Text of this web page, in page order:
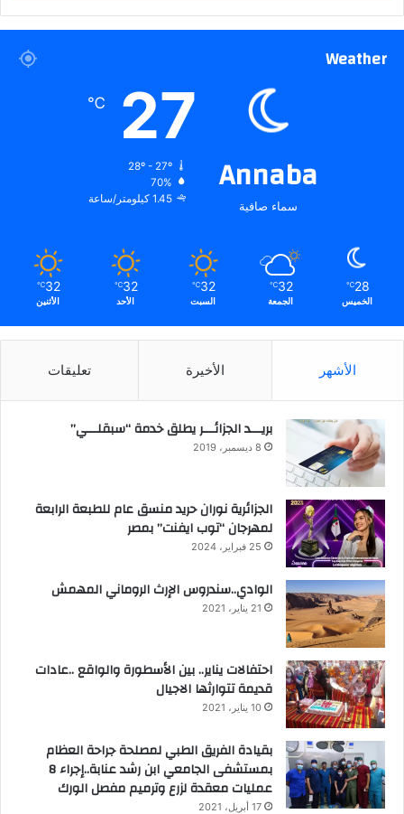
Weather
Annaba
سماء صافية
27
℃
28º - 27º
70%
1.45 كيلومتر/ساعة
28
℃
الخميس
32
℃
الجمعة
32
℃
السبت
32
℃
الأحد
32
℃
الأثنين
الأشهر الأخيرة تعليقات
بريـــد الجزائـــر يطلق خدمة “سبقلـــي”
8 ديسمبر، 2019
الجزائرية نوران حريد منسق عام للطبعة الرابعة
لمهرجان “توب ايفنت” بمصر
25 فبراير، 2024
الوادي..سندروس الإرث الروماني المهمش
21 يناير، 2021
احتفالات يناير.. بين الأسطورة والواقع ..عادات
قديمة تتوارثها الاجيال
10 يناير، 2021
بقيادة الفريق الطبي لمصلحة جراحة العظام
بمستشفى الجامعي ابن رشد عنابة..إجراء 8
عمليات معقدة لزرع وترميم مفصل الورك
17 أبريل، 2021